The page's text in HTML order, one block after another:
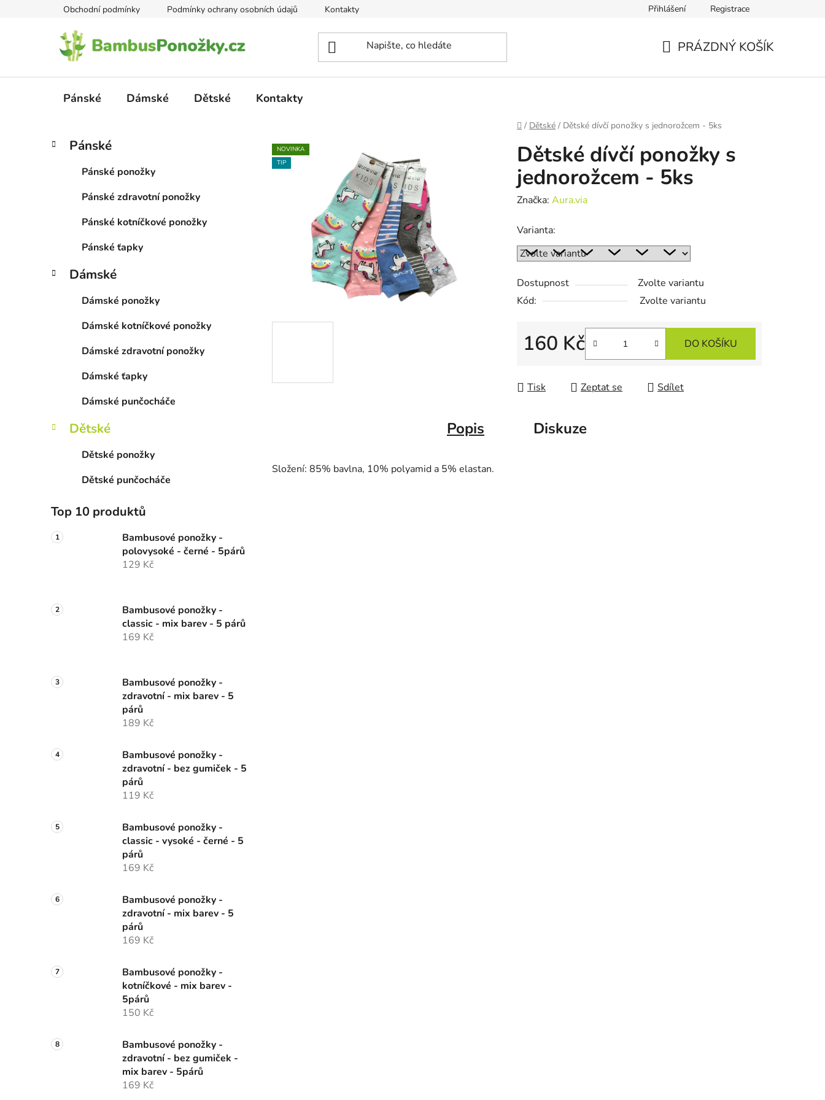
Obchodní podmínky Podmínky ochrany osobních údajů Kontakty Přihlášení Registrace
PRÁZDNÝ KOŠÍK
Pánské Dámské Dětské Kontakty
Domů
/ Dětské / Dětské dívčí ponožky s jednorožcem - 5ks
P
í
p
Přeskočit
kategorie
K
a
Pánské
Pánské ponožky
Pánské zdravotní ponožky
Pánské kotníčkové ponožky
Pánské ťapky
Dámské
Dámské ponožky
Dámské kotníčkové ponožky
Dámské zdravotní ponožky
Dámské ťapky
Dámské punčocháče
Dětské
Dětské ponožky
Dětské punčocháče
Top 10 produktů
Bambusové ponožky -
polovysoké - černé - 5párů
129 Kč
Bambusové ponožky -
classic - mix barev - 5 párů
169 Kč
Bambusové ponožky -
zdravotní - mix barev - 5
párů
189 Kč
Bambusové ponožky -
zdravotní - bez gumiček - 5
párů
119 Kč
Bambusové ponožky -
classic - vysoké - černé - 5
párů
169 Kč
Bambusové ponožky -
zdravotní - mix barev - 5
párů
169 Kč
Bambusové ponožky -
kotníčkové - mix barev -
5párů
150 Kč
Bambusové ponožky -
zdravotní - bez gumiček -
mix barev - 5párů
169 Kč
Dětské dívčí ponožky s
jednorožcem - 5ks
Značka: Aura.via
Varianta:
Dostupnost
Zvolte variantu
Kód:
Zvolte variantu
160 Kč DO KOŠÍKU
Tisk Zeptat se Sdílet
NOVINKA
TIP
Popis Diskuze
Složení: 85% bavlna, 10% polyamid a 5% elastan.